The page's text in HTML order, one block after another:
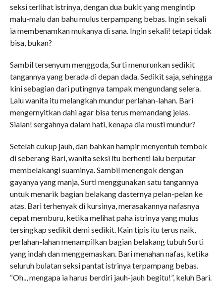
seksi terlihat istrinya, dengan dua bukit yang mengintip
malu-malu dan bahu mulus terpampang bebas. Ingin sekali
ia membenamkan mukanya di sana. Ingin sekali! tetapi tidak
bisa, bukan?
Sambil tersenyum menggoda, Surti menurunkan sedikit
tangannya yang berada di depan dada. Sedikit saja, sehingga
kini sebagian dari putingnya tampak mengundang selera.
Lalu wanita itu melangkah mundur perlahan-lahan. Bari
mengernyitkan dahi agar bisa terus memandang jelas.
Sialan! sergahnya dalam hati, kenapa dia musti mundur?
Setelah cukup jauh, dan bahkan hampir menyentuh tembok
di seberang Bari, wanita seksi itu berhenti lalu berputar
membelakangi suaminya. Sambil menengok dengan
gayanya yang manja, Surti menggunakan satu tangannya
untuk menarik bagian belakang dasternya pelan-pelan ke
atas. Bari terhenyak di kursinya, merasakannya nafasnya
cepat memburu, ketika melihat paha istrinya yang mulus
tersingkap sedikit demi sedikit. Kain tipis itu terus naik,
perlahan-lahan menampilkan bagian belakang tubuh Surti
yang indah dan menggemaskan. Bari menahan nafas, ketika
seluruh bulatan seksi pantat istrinya terpampang bebas.
“Oh.., mengapa ia harus berdiri jauh-jauh begitu!”, keluh Bari.